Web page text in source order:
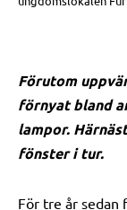
Förutom
förnyat bland
lampor.
fönster i tur.
För tre år sedan